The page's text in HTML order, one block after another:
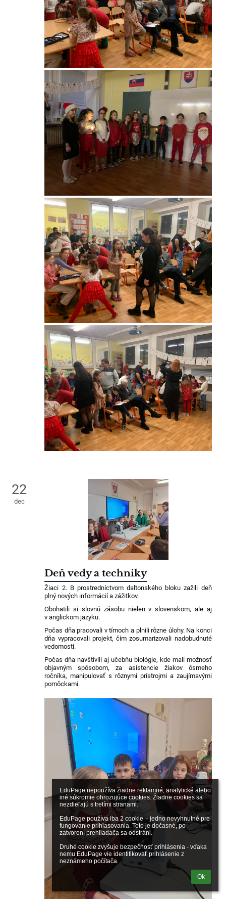
EduPage nepoužíva žiadne reklamné, analytické alebo
iné súkromie ohrozujúce cookies. Žiadne cookies sa
nezdieľajú s tretími stranami.
EduPage používa iba 2 cookie – jedno nevyhnutné pre
fungovanie prihlasovania. Toto je dočasné, po
zatvorení prehliadača sa odstráni.
Druhé cookie zvyšuje bezpečnosť prihlásenia - vďaka
nemu EduPage vie identifikovať prihlásenie z
neznámeho počítača.
Ok
22
dec
Deň vedy a techniky
Žiaci 2. B prostredníctvom daltonského bloku zažili deň
plný nových informácií a zážitkov.
Obohatili si slovnú zásobu nielen v slovenskom, ale aj
v anglickom jazyku.
Počas dňa pracovali v tímoch a plnili rôzne úlohy. Na konci
dňa vypracovali projekt, čím zosumarizovali nadobudnuté
vedomosti.
Počas dňa navštívili aj učebňu biológie, kde mali možnosť
objavným spôsobom, za asistencie žiakov ôsmeho
ročníka, manipulovať s rôznymi prístrojmi a zaujímavými
pomôckami.